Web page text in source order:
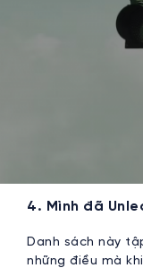
4. Mình đã
Danh sách này
những điều mà